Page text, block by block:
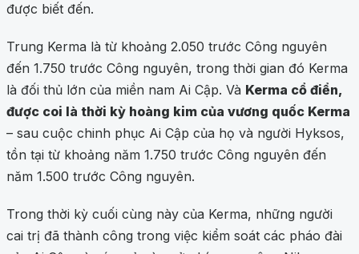
được biết đến.
Trung Kerma là từ khoảng 2.050 trước Công nguyên
đến 1.750 trước Công nguyên, trong thời gian đó Kerma
là đối thủ lớn của miền nam Ai Cập. Và Kerma cổ điển,
được coi là thời kỳ hoàng kim của vương quốc Kerma
– sau cuộc chinh phục Ai Cập của họ và người Hyksos,
tồn tại từ khoảng năm 1.750 trước Công nguyên đến
năm 1.500 trước Công nguyên.
Trong thời kỳ cuối cùng này của Kerma, những người
cai trị đã thành công trong việc kiểm soát các pháo đài